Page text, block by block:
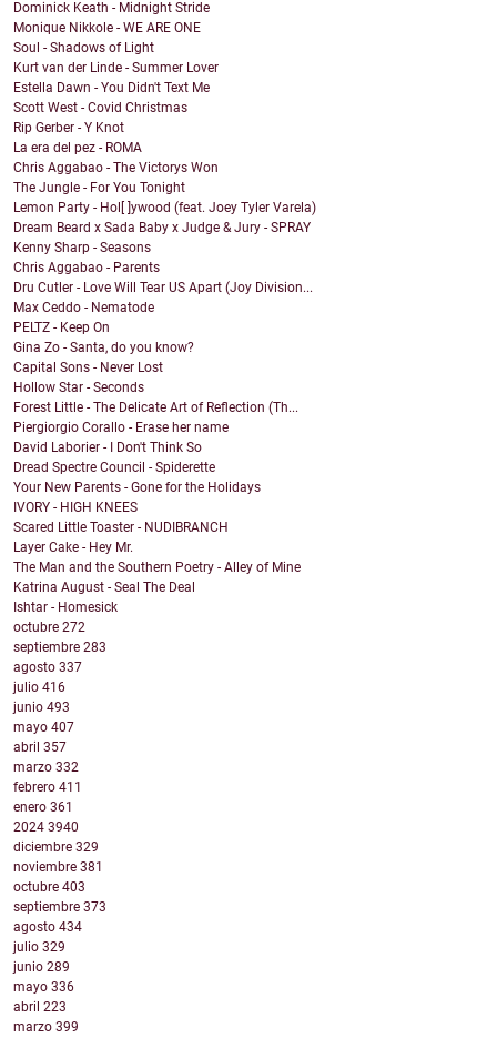
Dominick Keath - Midnight Stride
Monique Nikkole - WE ARE ONE
Soul - Shadows of Light
Kurt van der Linde - Summer Lover
Estella Dawn - You Didn't Text Me
Scott West - Covid Christmas
Rip Gerber - Y Knot
La era del pez - ROMA
Chris Aggabao - The Victorys Won
The Jungle - For You Tonight
Lemon Party - Hol[ ]ywood (feat. Joey Tyler Varela)
Dream Beard x Sada Baby x Judge & Jury - SPRAY
Kenny Sharp - Seasons
Chris Aggabao - Parents
Dru Cutler - Love Will Tear US Apart (Joy Division...
Max Ceddo - Nematode
PELTZ - Keep On
Gina Zo - Santa, do you know?
Capital Sons - Never Lost
Hollow Star - Seconds
Forest Little - The Delicate Art of Reflection (Th...
Piergiorgio Corallo - Erase her name
David Laborier - I Don't Think So
Dread Spectre Council - Spiderette
Your New Parents - Gone for the Holidays
IVORY - HIGH KNEES
Scared Little Toaster - NUDIBRANCH
Layer Cake - Hey Mr.
The Man and the Southern Poetry - Alley of Mine
Katrina August - Seal The Deal
Ishtar - Homesick
octubre 272
septiembre 283
agosto 337
julio 416
junio 493
mayo 407
abril 357
marzo 332
febrero 411
enero 361
2024 3940
diciembre 329
noviembre 381
octubre 403
septiembre 373
agosto 434
julio 329
junio 289
mayo 336
abril 223
marzo 399